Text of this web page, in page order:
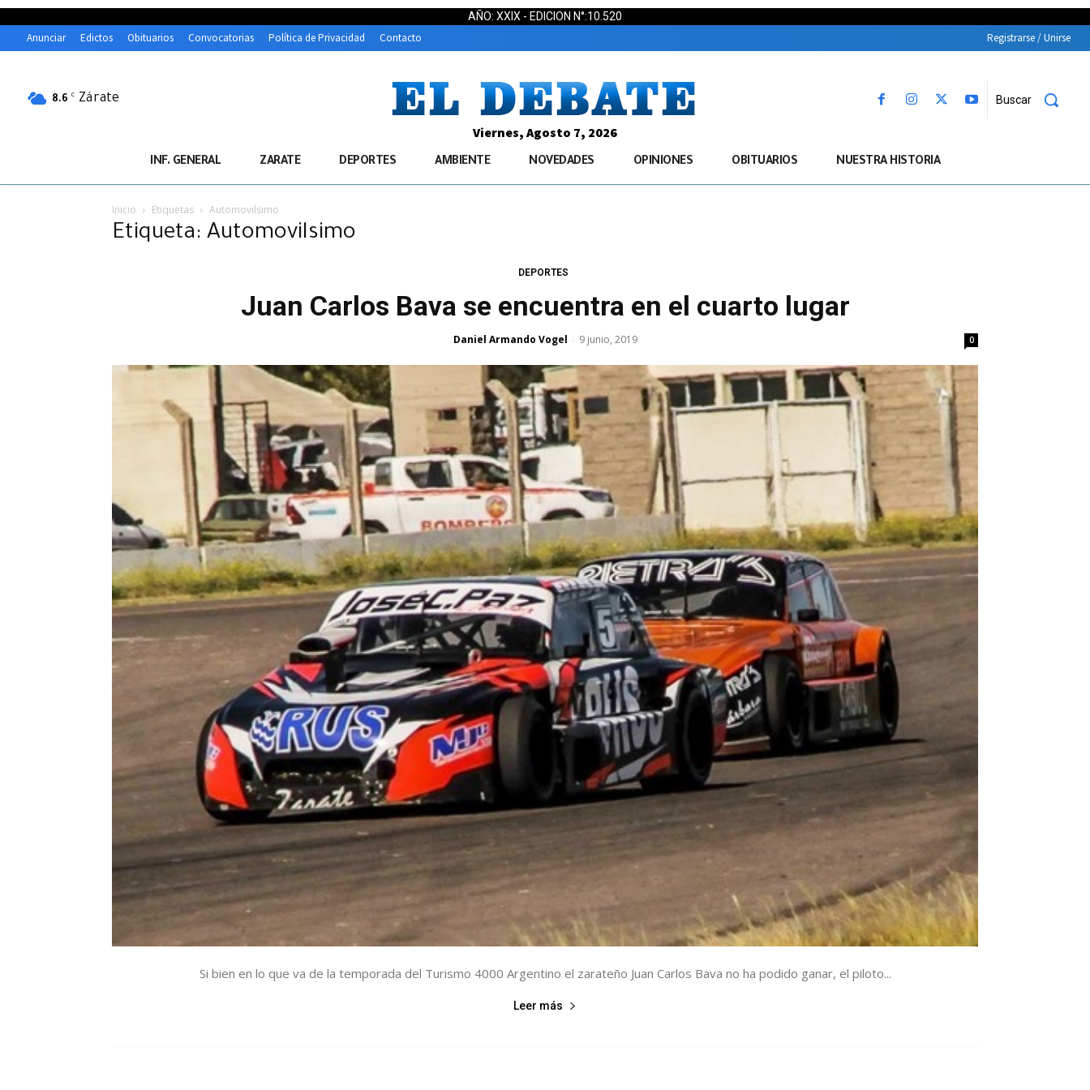
AÑO: XXIX - EDICION N°:10.520
Anunciar Edictos Obituarios Convocatorias Política de Privacidad Contacto Registrarse / Unirse
8.6 C Zárate Buscar
Viernes, Agosto 7, 2026
INF. GENERAL ZARATE DEPORTES AMBIENTE NOVEDADES OPINIONES OBITUARIOS NUESTRA HISTORIA
Inicio Etiquetas Automovilsimo
Etiqueta: Automovilsimo
DEPORTES
Juan Carlos Bava se encuentra en el cuarto lugar
Daniel Armando Vogel - 9 junio, 2019 0
Si bien en lo que va de la temporada del Turismo 4000 Argentino el zarateño Juan Carlos Bava no ha podido ganar, el piloto...
Leer más